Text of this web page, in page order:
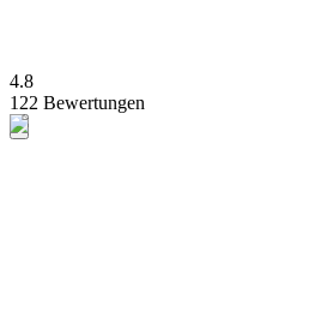
4.8
122 Bewertungen